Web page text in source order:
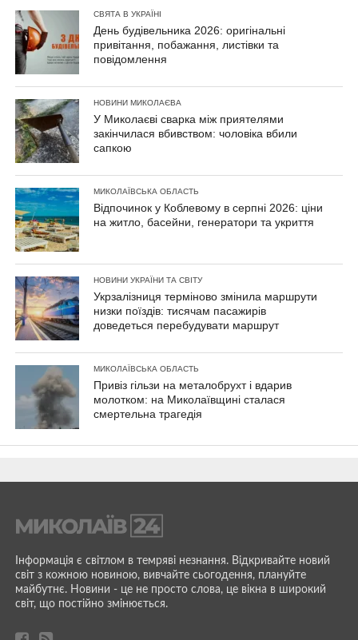
СВЯТА В УКРАЇНІ
День будівельника 2026: оригінальні
привітання, побажання, листівки та
повідомлення
НОВИНИ МИКОЛАЄВА
У Миколаєві сварка між приятелями
закінчилася вбивством: чоловіка вбили
сапкою
МИКОЛАЇВСЬКА ОБЛАСТЬ
Відпочинок у Коблевому в серпні 2026: ціни
на житло, басейни, генератори та укриття
НОВИНИ УКРАЇНИ ТА СВІТУ
Укрзалізниця терміново змінила маршрути
низки поїздів: тисячам пасажирів
доведеться перебудувати маршрут
МИКОЛАЇВСЬКА ОБЛАСТЬ
Привіз гільзи на металобрухт і вдарив
молотком: на Миколаївщині сталася
смертельна трагедія
Інформація є світлом в темряві незнання. Відкривайте новий
світ з кожною новиною, вивчайте сьогодення, плануйте
майбутнє. Новини - це не просто слова, це вікна в широкий
світ, що постійно змінюється.